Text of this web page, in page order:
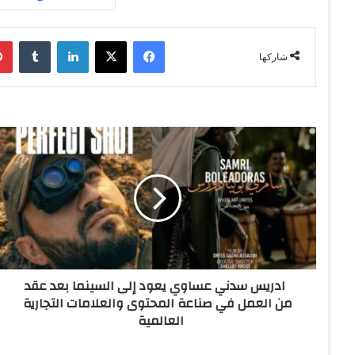
شاركها
فيسبوك ‫X لينكدإن ‏Tumblr
ا
د
ر
ي
س
س
ن
ادريس سدني عساوي يعود إلى السينما بعد عقد
من العمل في صناعة المحتوى والعلامات التجارية
العالمية